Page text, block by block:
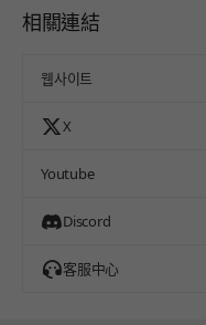
相關連結
웹사이트
X
Youtube
Discord
客服中心